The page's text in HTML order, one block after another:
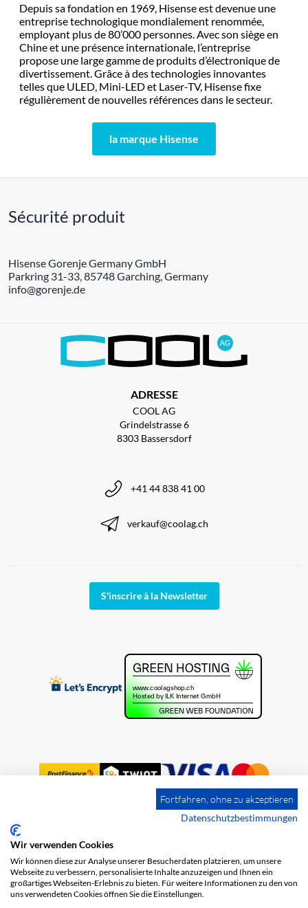
Depuis sa fondation en 1969, Hisense est devenue une
entreprise technologique mondialement renommée,
employant plus de 80’000 personnes. Avec son siège en
Chine et une présence internationale, l’entreprise
propose une large gamme de produits d’électronique de
divertissement. Grâce à des technologies innovantes
telles que ULED, Mini-LED et Laser-TV, Hisense fixe
régulièrement de nouvelles références dans le secteur.
la marque Hisense
Sécurité produit
Hisense Gorenje Germany GmbH
Parkring 31-33, 85748 Garching, Germany
info@gorenje.de
ADRESSE
COOL AG
Grindelstrasse 6
8303 Bassersdorf
+41 44 838 41 00
verkauf@coolag.ch
S'inscrire à la Newsletter
Impression
Protection des données
Fortfahren, ohne zu akzeptieren
Datenschutzbestimmungen
Wir verwenden Cookies
Wir können diese zur Analyse unserer Besucherdaten platzieren, um unsere
Webseite zu verbessern, personalisierte Inhalte anzuzeigen und Ihnen ein
großartiges Webseiten-Erlebnis zu bieten. Für weitere Informationen zu den von
uns verwendeten Cookies öffnen Sie die Einstellungen.